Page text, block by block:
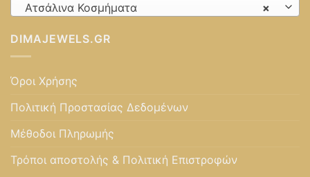
×
Ατσάλινα Κοσμήματα
DIMAJEWELS.GR
Όροι Χρήσης
Πολιτική Προστασίας Δεδομένων
Μέθοδοι Πληρωμής
Τρόποι αποστολής & Πολιτική Επιστροφών